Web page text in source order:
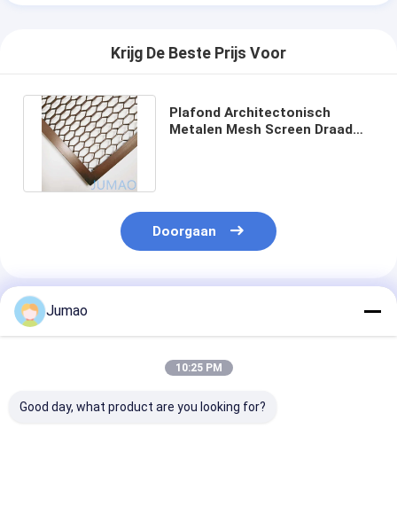
Krijg De Beste Prijs Voor
Plafond Architectonisch
Metalen Mesh Screen Draad
Doorgaan
Geadviseerde Producten
Jumao
10:25 PM
Good day, what product are you looking for?